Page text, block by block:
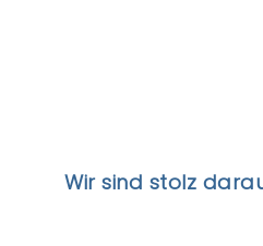
Wir sind stolz